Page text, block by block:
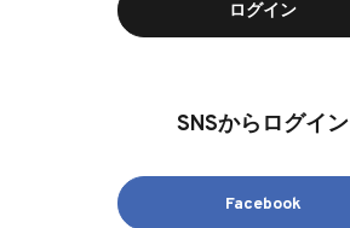
ログイン
SNSからログイン
Facebook